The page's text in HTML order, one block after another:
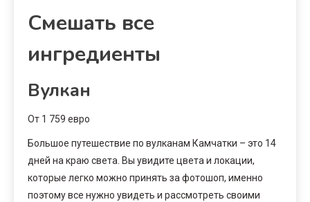
Смешать все
ингредиенты
Вулкан
От 1 759 евро
Большое путешествие по вулканам Камчатки – это 14
дней на краю света. Вы увидите цвета и локации,
которые легко можно принять за фотошоп, именно
поэтому все нужно увидеть и рассмотреть своими